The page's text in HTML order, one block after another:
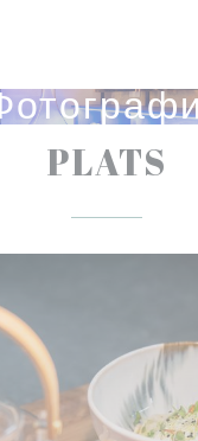
cookies
PLATS